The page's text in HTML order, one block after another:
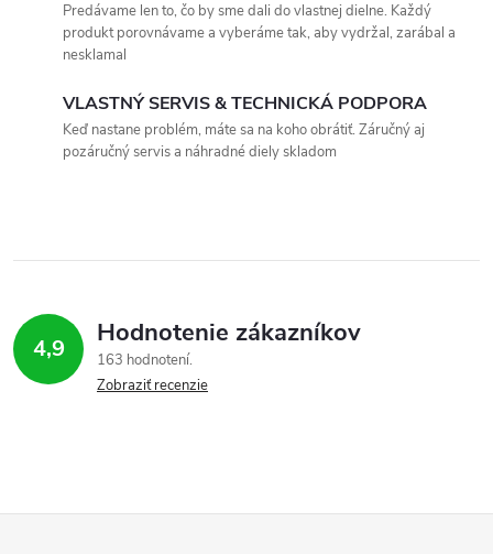
Predávame len to, čo by sme dali do vlastnej dielne. Každý
produkt porovnávame a vyberáme tak, aby vydržal, zarábal a
nesklamal
VLASTNÝ SERVIS & TECHNICKÁ PODPORA
Keď nastane problém, máte sa na koho obrátiť. Záručný aj
pozáručný servis a náhradné diely skladom
4,9 Hodnotenie zákazníkov
163 hodnotení
Zobraziť recenzie